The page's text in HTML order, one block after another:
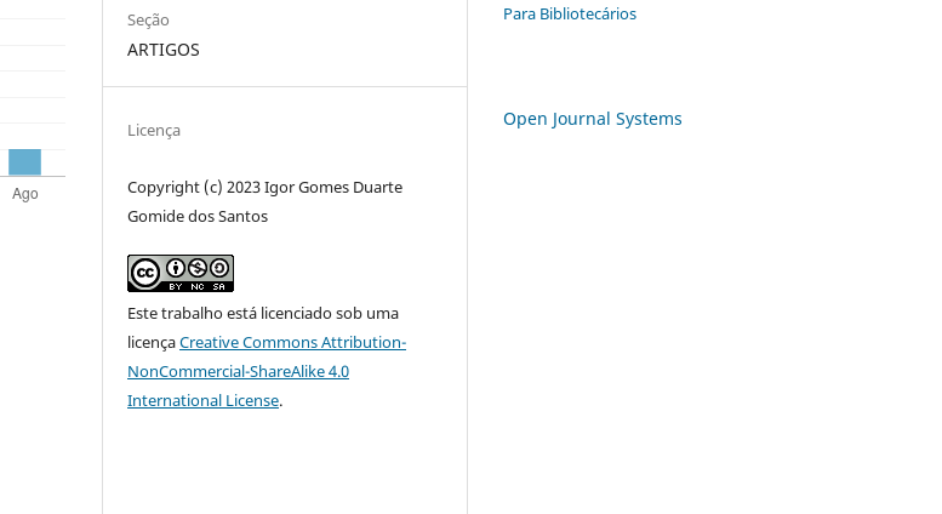
Seção
ARTIGOS
Licença
Copyright (c) 2023 Igor Gomes Duarte
Gomide dos Santos
Este trabalho está licenciado sob uma
licençaCreative Commons Attribution-
NonCommercial-ShareAlike 4.0
International License.
Para Bibliotecários
Open Journal Systems